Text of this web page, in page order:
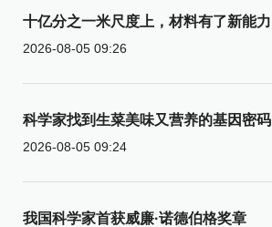
十亿分之一米尺度上，材料有了新能力
2026-08-05 09:26
科学家找到生菜美味又营养的基因密码
2026-08-05 09:24
我国科学家首获威廉·诺德伯格奖章